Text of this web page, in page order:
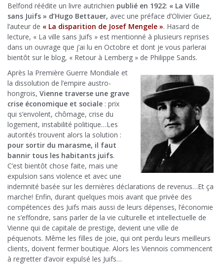
Belfond réédite un livre autrichien publié en 1922: « La Ville
sans Juifs » d’Hugo Bettauer, avec une préface d’Olivier Guez,
l’auteur de « La disparition de Josef Mengele ». Hasard de
lecture, « La ville sans Juifs » est mentionné à plusieurs reprises
dans un ouvrage que j’ai lu en Octobre et dont je vous parlerai
bientôt sur le blog, « Retour à Lemberg » de Philippe Sands.
Après la Première Guerre Mondiale et
la dissolution de l’empire austro-
hongrois, Vienne traverse une grave
crise économique et sociale : prix
qui s’envolent, chômage, crise du
logement, instabilité politique…Les
autorités trouvent alors la solution :
pour sortir du marasme, il faut
bannir tous les habitants juifs.
C’est bientôt chose faite, mais une
expulsion sans violence et avec une
indemnité basée sur les dernières déclarations de revenus…Et ça
marche! Enfin, durant quelques mois avant que privée des
compétences des Juifs mais aussi de leurs dépenses, l’économie
ne s’effondre, sans parler de la vie culturelle et intellectuelle de
Vienne qui de capitale de prestige, devient une ville de
péquenots. Même les filles de joie, qui ont perdu leurs meilleurs
clients, doivent fermer boutique. Alors les Viennois commencent
à regretter d’avoir expulsé les Juifs…